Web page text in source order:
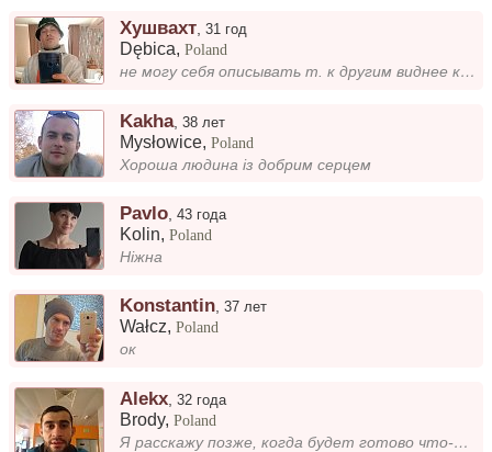
Хушвахт ,31 год
Dębica,Poland
не могу себя описывать т. к другим виднее какой я. Переехал недавно из Беларуси, вместе веселее вдали от дома...
Kakha,38 лет
Mysłowice,Poland
Хороша людина із добрим серцем
Pavlo ,43 года
Kolin,Poland
Ніжна
Konstantin,37 лет
Wałcz,Poland
ок
Alekx ,32 года
Brody,Poland
Я расскажу позже, когда будет готово что-то интересное. Пока не хочу раскрывать все карты сразу....